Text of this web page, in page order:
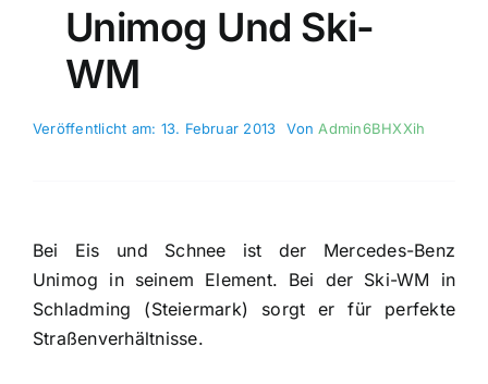
Unimog Und Ski-
WM
Veröffentlicht am: 13. Februar 2013 VonAdmin6BHXXih
Bei Eis und Schnee ist der Mercedes-Benz
Unimog in seinem Element. Bei der Ski-WM in
Schladming (Steiermark) sorgt er für perfekte
Straßenverhältnisse.